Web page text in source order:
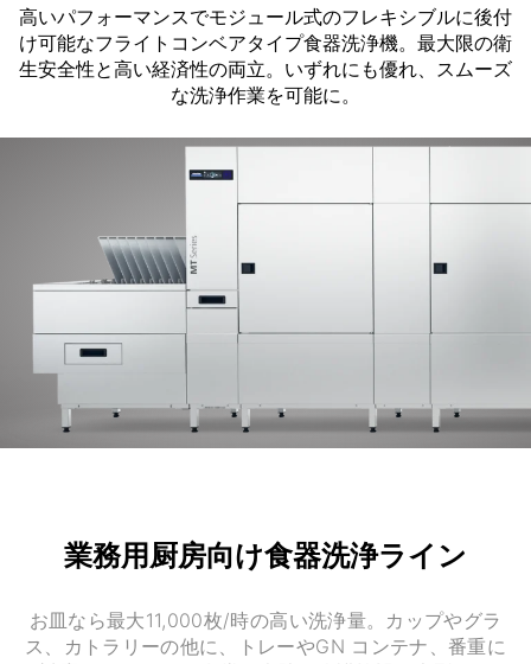
高いパフォーマンスでモジュール式のフレキシブルに後付
け可能なフライトコンベアタイプ食器洗浄機。最大限の衛
生安全性と高い経済性の両立。いずれにも優れ、スムーズ
な洗浄作業を可能に。
業務用厨房向け食器洗浄ライン
お皿なら最大11,000枚/時の高い洗浄量。カップやグラ
ス、カトラリーの他に、トレーやGN コンテナ、番重に